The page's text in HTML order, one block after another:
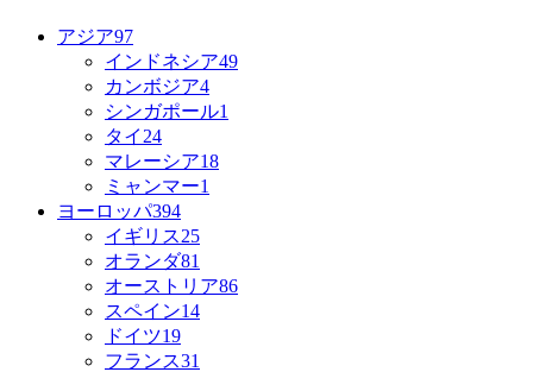
アジア97
インドネシア49
カンボジア4
シンガポール1
タイ 24
マレーシア18
ミャンマー1
ヨーロッパ394
イギリス25
オランダ81
オーストリア86
スペイン14
ドイツ19
フランス31